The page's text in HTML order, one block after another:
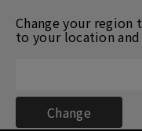
Change your
to your location
Change